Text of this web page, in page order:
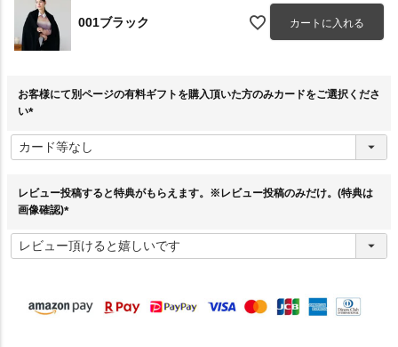
001ブラック カートに入れる
お客様にて別ページの有料ギフトを購入頂いた方のみカードをご選択くださ
い
必
須
レビュー投稿すると特典がもらえます。※レビュー投稿のみだけ。(特典は
画像確認)
必
須